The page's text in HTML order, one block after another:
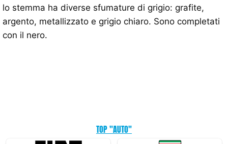
lo stemma ha diverse sfumature di grigio: grafite,
argento, metallizzato e grigio chiaro. Sono completati
con il nero.
TOP "AUTO"